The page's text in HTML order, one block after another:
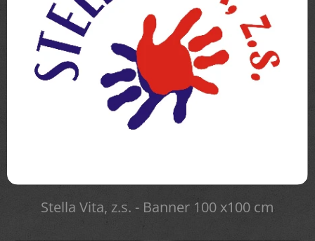
Stella Vita, z.s. - Banner 100 x100 cm